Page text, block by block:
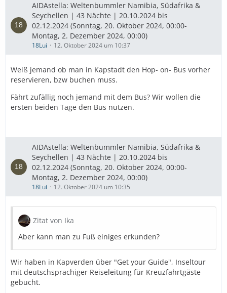
AIDAstella: Weltenbummler Namibia, Südafrika &
Seychellen | 43 Nächte | 20.10.2024 bis
02.12.2024 (Sonntag, 20. Oktober 2024, 00:00-
Montag, 2. Dezember 2024, 00:00)
18Lui 12. Oktober 2024 um 10:37
Weiß jemand ob man in Kapstadt den Hop- on- Bus vorher
reservieren, bzw buchen muss.
Fährt zufällig noch jemand mit dem Bus? Wir wollen die
ersten beiden Tage den Bus nutzen.
AIDAstella: Weltenbummler Namibia, Südafrika &
Seychellen | 43 Nächte | 20.10.2024 bis
02.12.2024 (Sonntag, 20. Oktober 2024, 00:00-
Montag, 2. Dezember 2024, 00:00)
18Lui 12. Oktober 2024 um 10:35
Zitat von Ika
Aber kann man zu Fuß einiges erkunden?
Wir haben in Kapverden über "Get your Guide", Inseltour
mit deutschsprachiger Reiseleitung für Kreuzfahrtgäste
gebucht.